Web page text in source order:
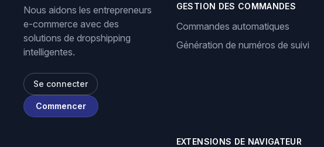
Nous aidons les entrepreneurs
e-commerce avec des
solutions de dropshipping
intelligentes.
Se connecter
Commencer
GESTION DES COMMANDES
Commandes automatiques
Génération de numéros de suivi
EXTENSIONS DE NAVIGATEUR